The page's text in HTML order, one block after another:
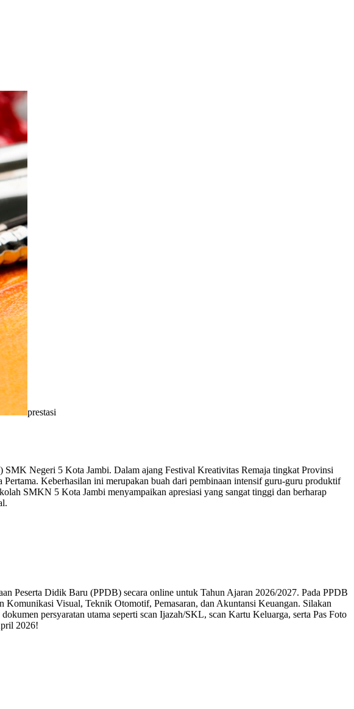
prestasi
Negeri 5 Kota Jambi. Dalam ajang Festival Kreativitas Remaja tingkat Provinsi
Keberhasilan ini merupakan buah dari pembinaan intensif guru-guru produktif
SMKN 5 Kota Jambi menyampaikan apresiasi yang sangat tinggi dan berharap
Peserta Didik Baru (PPDB) secara online untuk Tahun Ajaran 2026/2027. Pada PPDB
Visual, Teknik Otomotif, Pemasaran, dan Akuntansi Keuangan. Silakan
persyaratan utama seperti scan Ijazah/SKL, scan Kartu Keluarga, serta Pas Foto
2026!